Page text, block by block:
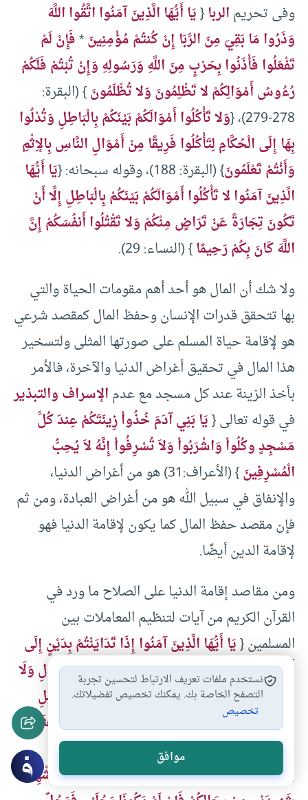
وفى تحريمالربا{يَا أَيُّهَا الَّذِينَ آمَنُوا اتَّقُوا اللَّهَ
وَذَرُوا مَا بَقِيَ مِنَ الرِّبَا إِنْ كُنتُمْ مُؤْمِنِينَ*فَإِنْ لَمْ
تَفْعَلُوا فَأْذَنُوا بِحَرْبٍ مِنَ اللَّهِ وَرَسُولِهِ وَإِنْ تُبْتُمْ فَلَكُمْ
رُءُوسُ أَمْوَالِكُمْ لا تَظْلِمُونَ وَلا تُظْلَمُونَ} (البقرة:
278-279)، {
وَلا تَأْكُلُوا أَمْوَالَكُمْ بَيْنَكُمْ بِالْبَاطِلِ وَتُدْلُوا
بِهَا إِلَى الْحُكَّامِ لِتَأْكُلُوا فَرِيقًا مِنْ أَمْوَالِ النَّاسِ بِالإِثْمِ
وَأَنْتُمْ تَعْلَمُونَ} (البقرة: 188)، وقوله سبحانه: {
يَا أَيُّهَا
الَّذِينَ آمَنُوا لا تَأْكُلُوا أَمْوَالَكُمْ بَيْنَكُمْ بِالْبَاطِلِ إِلَّا أَنْ
تَكُونَ تِجَارَةً عَنْ تَرَاضٍ مِنْكُمْ وَلا تَقْتُلُوا أَنفُسَكُمْ إِنَّ
اللَّهَ كَانَ بِكُمْ رَحِيمًا} (النساء: 29).
ولا شك أن المال هو أحد أهم مقومات الحياة والتي
بها تتحقق قدرات الإنسان وحفظ المال كمقصد شرعي
هو لإقامة حياة المسلم على صورتها المثلى ولتسخير
هذا المال في تحقيق أغراض الدنيا والآخرة، فالأمر
بأخذ الزينة عند كل مسجد مع عدمالإسراف والتبذير
في قوله تعالى {يَا بَنِي آدَمَ خُذُواْ زِينَتَكُمْ عِندَ كُلِّ
مَسْجِدٍ وكُلُواْ وَاشْرَبُواْ وَلاَ تُسْرِفُواْ إِنَّهُ لاَ يُحِبُّ
الْمُسْرِفِينَ
} (الأعراف:31) هو من أغراض الدنيا،
والإنفاق في سبيل الله هو من أغراض العبادة، ومن ثم
فإن مقصد حفظ المال كما يكون لإقامة الدنيا فهو
لإقامة الدين أيضًا.
ومن مقاصد إقامة الدنيا على الصلاح ما ورد في
القرآن الكريم من آيات لتنظيم المعاملات بين
المسلمين {يَا أَيُّهَا الَّذِينَ آمَنُوا إِذَا تَدَايَنْتُمْ بِدَيْنٍ إِلَى
أَجَلٍ مُسَمًّى فَاكْتُبُوهُ وَلْيَكْتُبْ بَيْنَكُمْ كَاتِبٌ بِالْعَدْلِ وَلَا
يَأْبَ كَاتِبٌ أَنْ يَكْتُبَ كَمَا عَلَّمَهُ اللَّهُ فَلْيَكْتُبْ وَلْيُمْلِلِ
الَّذِي عَلَيْهِ الْحَقُّ وَلْيَتَّقِ اللَّهَ رَبَّهُ وَلَا يَبْخَسْ مِنْهُ شَيْئًا
فَإِنْ كَانَ الَّذِي عَلَيْهِ الْحَقُّ سَفِيهًا أَوْ ضَعِيفًا أَوْ لَا
يَسْتَطِيعُ أَنْ يُمِلَّ هُوَ فَلْيُمْلِلْ وَلِيُّهُ بِالْعَدْلِ وَاسْتَشْهِدُوا
نستخدم ملفات تعريف الارتباط لتحسين تجربة
التصفح الخاصة بك. يمكنك تخصيص تفضيلاتك.
تخصيص
موافق